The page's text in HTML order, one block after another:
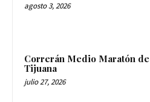
agosto 3, 2026
Correrán Medio Maratón de
Tijuana
julio 27, 2026